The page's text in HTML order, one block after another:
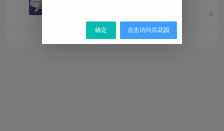
0
确定 点击访问后花园